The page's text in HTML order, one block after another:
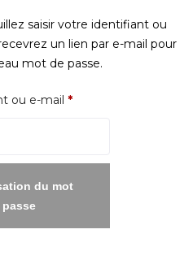
saisir votre identifiant ou
un lien par e-mail pour
mot de passe.
ou e-mail *Obligatoire
du mot
passe